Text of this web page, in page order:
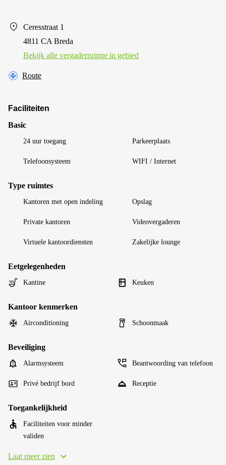
Ceresstraat 1
4811 CA Breda
Bekijk alle vergaderruimte in gebied
Route
Faciliteiten
Basic
24 uur toegang Parkeerplaats
Telefoonsysteem WIFI / Internet
Type ruimtes
Kantoren met open indeling Opslag
Private kantoren Videovergaderen
Virtuele kantoordiensten Zakelijke lounge
Eetgelegenheden
Kantine Keuken
Kantoor kenmerken
Airconditioning Schoonmaak
Beveiliging
Alarmsysteem Beantwoording van telefoon
Privé bedrijf bord Receptie
Toegankelijkheid
Faciliteiten voor minder
validen
Laat meer zien